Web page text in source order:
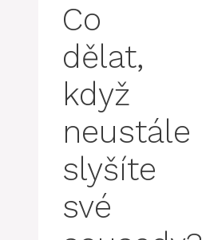
Co
dělat,
když
neustále
slyšíte
své